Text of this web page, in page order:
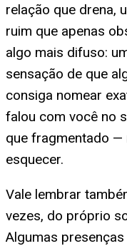
relação que drena,
ruim que apenas
algo mais difuso:
sensação de que
consiga nomear
falou com você no
que fragmentado —
esquecer.
Vale lembrar
vezes, do próprio
Algumas